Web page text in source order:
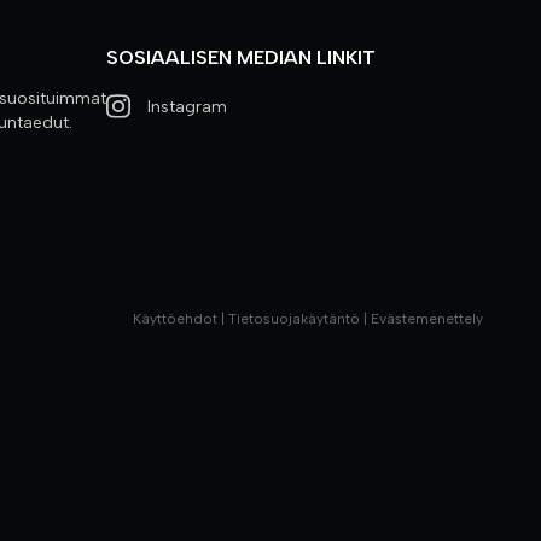
SOSIAALISEN MEDIAN LINKIT
Instagram
Käyttöehdot Tietosuojakäytäntö Evästemenettely